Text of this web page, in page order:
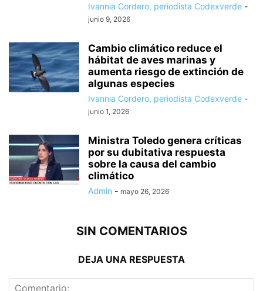
Ivannia Cordero, periodista Codexverde -
junio 9, 2026
Cambio climático reduce el
hábitat de aves marinas y
aumenta riesgo de extinción de
algunas especies
Ivannia Cordero, periodista Codexverde -
junio 1, 2026
Ministra Toledo genera críticas
por su dubitativa respuesta
sobre la causa del cambio
climático
Admin - mayo 26, 2026
SIN COMENTARIOS
DEJA UNA RESPUESTA